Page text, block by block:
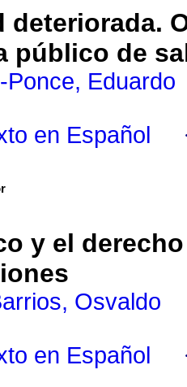
deteriorada.
público de
Ponce, Eduardo
en Español
y el
Osvaldo
en Español